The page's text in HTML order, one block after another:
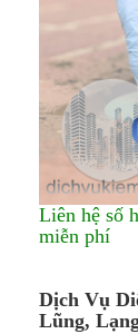
Liên hệ số
miễn phí
Dịch Vụ
Lũng​,